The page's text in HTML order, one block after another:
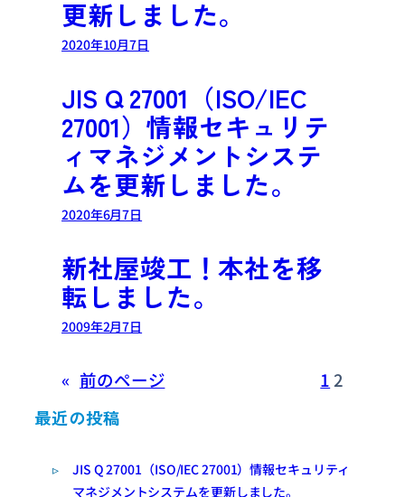
最近の投稿
JIS Q 27001（ISO/IEC 27001）情報セキュリティ
マネジメントシステムを更新しました。
更新しました。
2020年10月7日
JIS Q 27001（ISO/IEC
27001）情報セキュリテ
ィマネジメントシステ
ムを更新しました。
2020年6月7日
新社屋竣工！本社を移
転しました。
2009年2月7日
« 前のページ 1 2